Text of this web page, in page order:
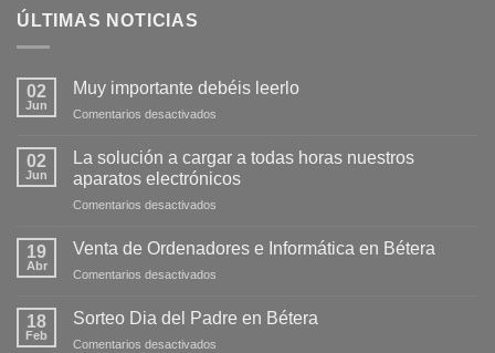
ÚLTIMAS NOTICIAS
02
Jun
Muy importante debéis leerlo
Comentarios desactivados
02
Jun
La solución a cargar a todas horas nuestros
aparatos electrónicos
Comentarios desactivados
19
Abr
Venta de Ordenadores e Informática en Bétera
Comentarios desactivados
18
Feb
Sorteo Dia del Padre en Bétera
Comentarios desactivados